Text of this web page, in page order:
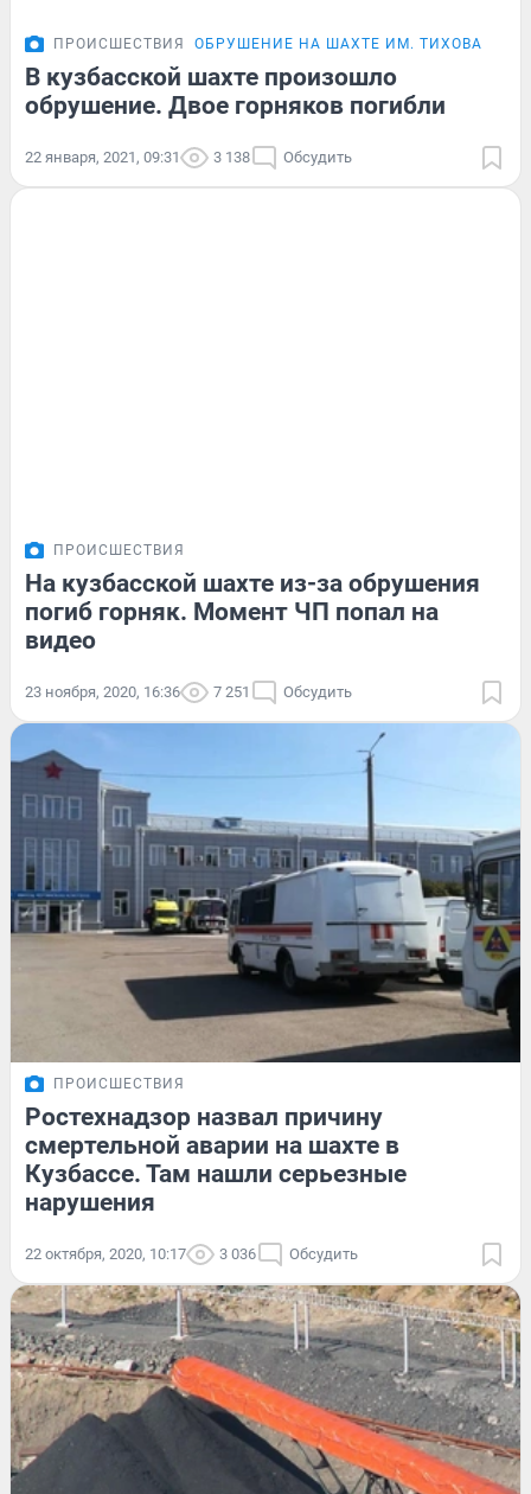
ПРОИСШЕСТВИЯ ОБРУШЕНИЕ НА ШАХТЕ ИМ. ТИХОВА
В кузбасской шахте произошло
обрушение. Двое горняков погибли
22 января, 2021, 09:31 3 138 Обсудить
ПРОИСШЕСТВИЯ
На кузбасской шахте из-за обрушения
погиб горняк. Момент ЧП попал на
видео
23 ноября, 2020, 16:36 7 251 Обсудить
ПРОИСШЕСТВИЯ
Ростехнадзор назвал причину
смертельной аварии на шахте в
Кузбассе. Там нашли серьезные
нарушения
22 октября, 2020, 10:17 3 036 Обсудить